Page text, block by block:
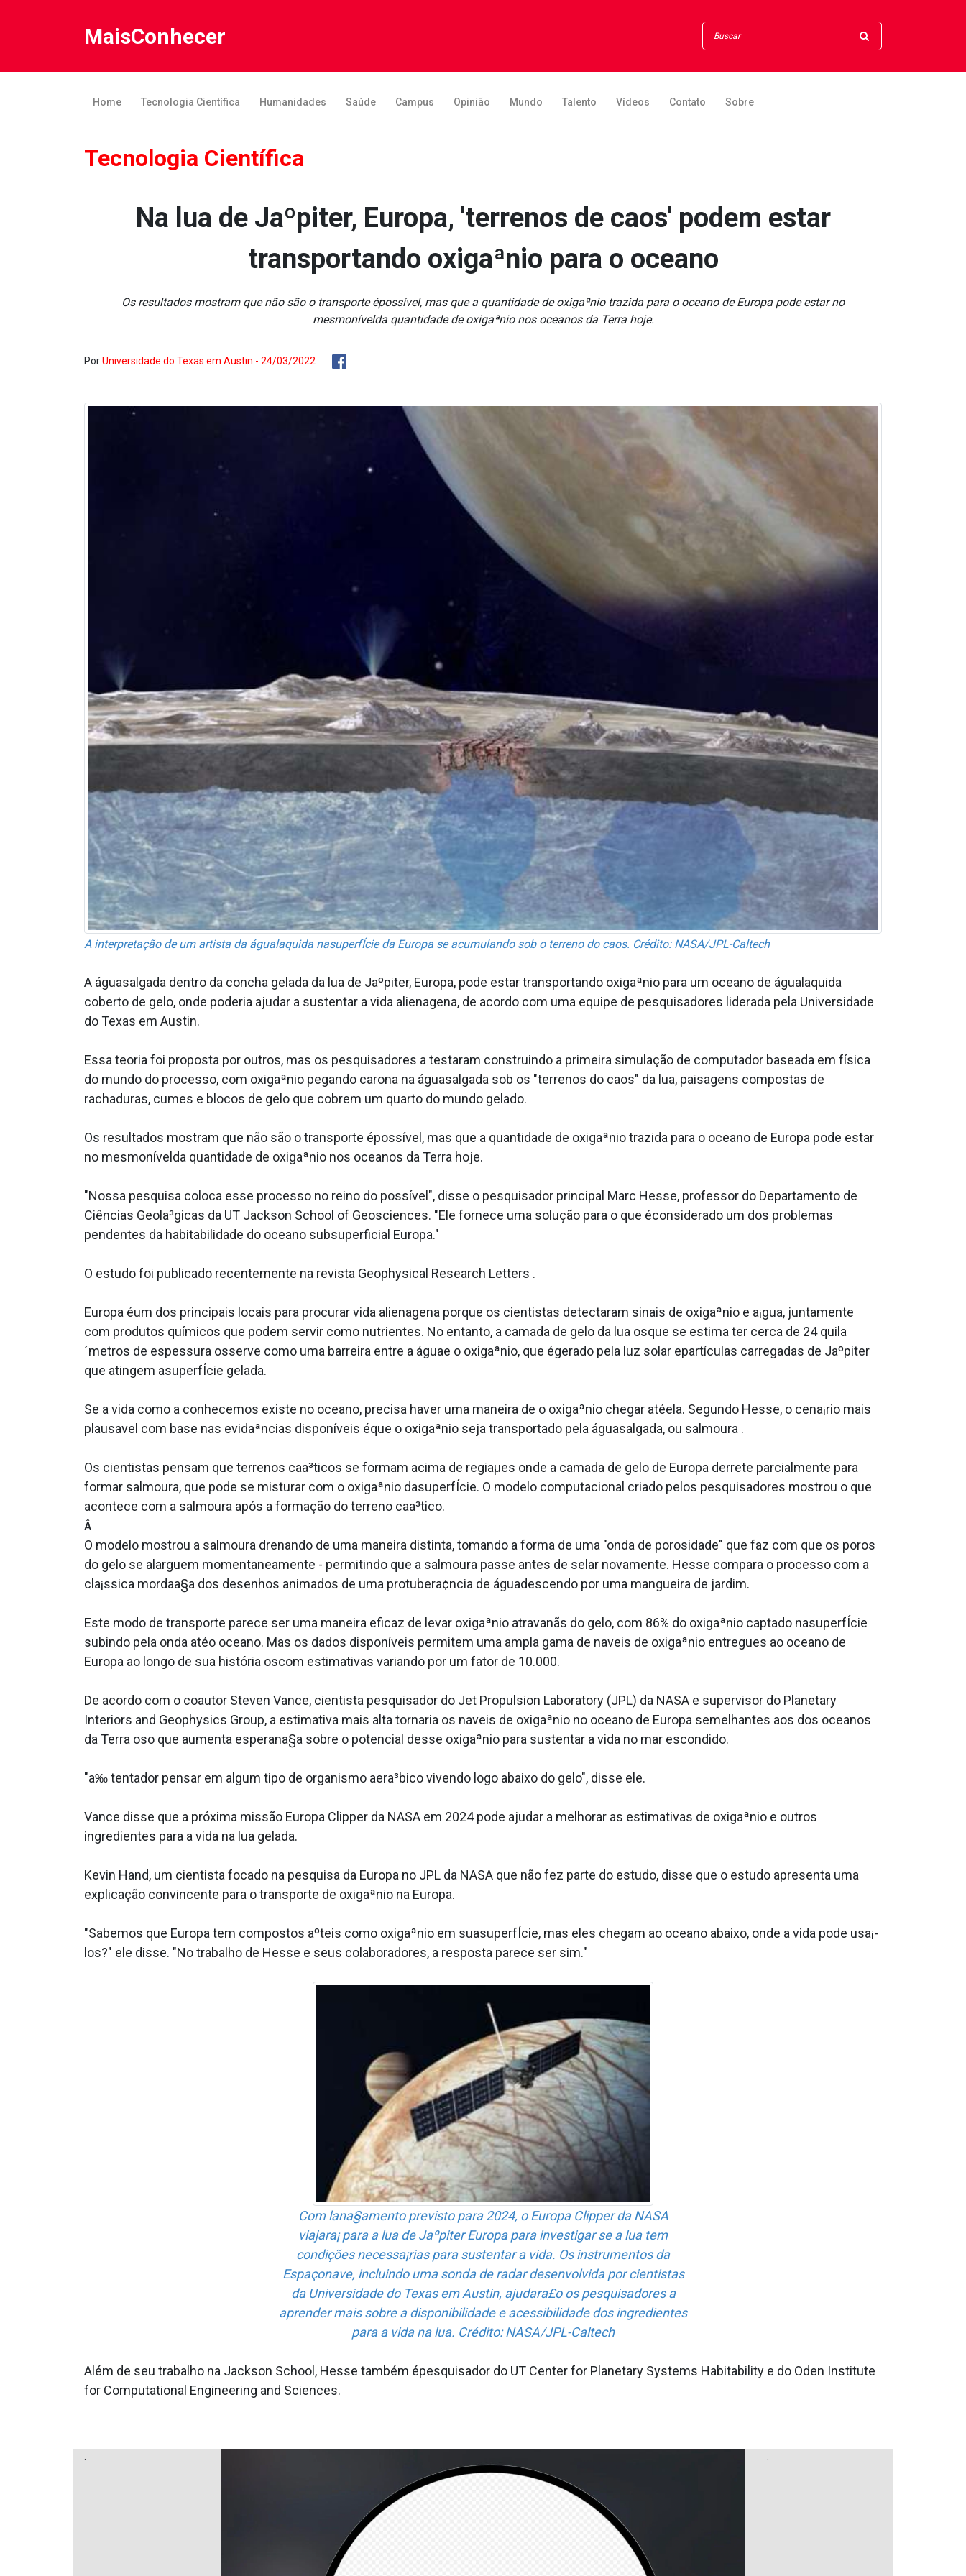
MaisConhecer
Home Tecnologia Científica Humanidades Saúde Campus Opinião Mundo Talento Vídeos Contato Sobre
Tecnologia Científica
Na lua de Jaºpiter, Europa, 'terrenos de caos' podem estar
transportando oxigaªnio para o oceano
Os resultados mostram que não são o transporte épossí­vel, mas que a quantidade de oxigaªnio trazida para o oceano de Europa pode estar no
mesmonívelda quantidade de oxigaªnio nos oceanos da Terra hoje.
PorUniversidade do Texas em Austin - 24/03/2022
A interpretação de um artista da águala­quida nasuperfÍcie da Europa se acumulando sob o terreno do caos. Crédito: NASA/JPL-Caltech
A águasalgada dentro da concha gelada da lua de Jaºpiter, Europa, pode estar transportando oxigaªnio para um oceano de águala­quida
coberto de gelo, onde poderia ajudar a sustentar a vida aliena­gena, de acordo com uma equipe de pesquisadores liderada pela Universidade
do Texas em Austin.
Essa teoria foi proposta por outros, mas os pesquisadores a testaram construindo a primeira simulação de computador baseada em física
do mundo do processo, com oxigaªnio pegando carona na águasalgada sob os "terrenos do caos" da lua, paisagens compostas de
rachaduras, cumes e blocos de gelo que cobrem um quarto do mundo gelado.
Os resultados mostram que não são o transporte épossí­vel, mas que a quantidade de oxigaªnio trazida para o oceano de Europa pode estar
no mesmonívelda quantidade de oxigaªnio nos oceanos da Terra hoje.
"Nossa pesquisa coloca esse processo no reino do possí­vel", disse o pesquisador principal Marc Hesse, professor do Departamento de
Ciências Geola³gicas da UT Jackson School of Geosciences. "Ele fornece uma solução para o que éconsiderado um dos problemas
pendentes da habitabilidade do oceano subsuperficial Europa."
O estudo foi publicado recentemente na revista Geophysical Research Letters .
Europa éum dos principais locais para procurar vida aliena­gena porque os cientistas detectaram sinais de oxigaªnio e a¡gua, juntamente
com produtos químicos que podem servir como nutrientes. No entanto, a camada de gelo da lua osque se estima ter cerca de 24 quila
´metros de espessura osserve como uma barreira entre a águae o oxigaªnio, que égerado pela luz solar epartículas carregadas de Jaºpiter
que atingem asuperfÍcie gelada.
Se a vida como a conhecemos existe no oceano, precisa haver uma maneira de o oxigaªnio chegar atéela. Segundo Hesse, o cena¡rio mais
plausa­vel com base nas evidaªncias disponí­veis éque o oxigaªnio seja transportado pela águasalgada, ou salmoura .
Os cientistas pensam que terrenos caa³ticos se formam acima de regiaµes onde a camada de gelo de Europa derrete parcialmente para
formar salmoura, que pode se misturar com o oxigaªnio dasuperfÍcie. O modelo computacional criado pelos pesquisadores mostrou o que
acontece com a salmoura após a formação do terreno caa³tico.
Â
O modelo mostrou a salmoura drenando de uma maneira distinta, tomando a forma de uma "onda de porosidade" que faz com que os poros
do gelo se alarguem momentaneamente - permitindo que a salmoura passe antes de selar novamente. Hesse compara o processo com a
cla¡ssica mordaa§a dos desenhos animados de uma protubera¢ncia de águadescendo por uma mangueira de jardim.
Este modo de transporte parece ser uma maneira eficaz de levar oxigaªnio atravanãs do gelo, com 86% do oxigaªnio captado nasuperfÍcie
subindo pela onda atéo oceano. Mas os dados disponí­veis permitem uma ampla gama de na­veis de oxigaªnio entregues ao oceano de
Europa ao longo de sua história oscom estimativas variando por um fator de 10.000.
De acordo com o coautor Steven Vance, cientista pesquisador do Jet Propulsion Laboratory (JPL) da NASA e supervisor do Planetary
Interiors and Geophysics Group, a estimativa mais alta tornaria os na­veis de oxigaªnio no oceano de Europa semelhantes aos dos oceanos
da Terra oso que aumenta esperana§a sobre o potencial desse oxigaªnio para sustentar a vida no mar escondido.
"a‰ tentador pensar em algum tipo de organismo aera³bico vivendo logo abaixo do gelo", disse ele.
Vance disse que a próxima missão Europa Clipper da NASA em 2024 pode ajudar a melhorar as estimativas de oxigaªnio e outros
ingredientes para a vida na lua gelada.
Kevin Hand, um cientista focado na pesquisa da Europa no JPL da NASA que não fez parte do estudo, disse que o estudo apresenta uma
explicação convincente para o transporte de oxigaªnio na Europa.
"Sabemos que Europa tem compostos aºteis como oxigaªnio em suasuperfÍcie, mas eles chegam ao oceano abaixo, onde a vida pode usa¡-
los?" ele disse. "No trabalho de Hesse e seus colaboradores, a resposta parece ser sim."
Com lana§amento previsto para 2024, o Europa Clipper da NASA
viajara¡ para a lua de Jaºpiter Europa para investigar se a lua tem
condições necessa¡rias para sustentar a vida. Os instrumentos da
Espaçonave, incluindo uma sonda de radar desenvolvida por cientistas
da Universidade do Texas em Austin, ajudara£o os pesquisadores a
aprender mais sobre a disponibilidade e acessibilidade dos ingredientes
para a vida na lua. Crédito: NASA/JPL-Caltech
Além de seu trabalho na Jackson School, Hesse também épesquisador do UT Center for Planetary Systems Habitability e do Oden Institute
for Computational Engineering and Sciences.